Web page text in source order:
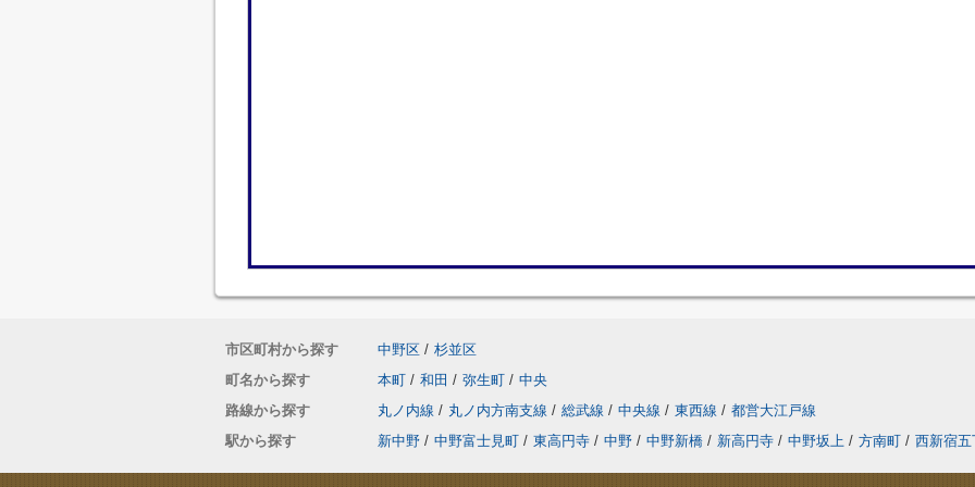
市区町村から探す 中野区 / 杉並区
町名から探す
本町 / 和田 / 弥生町 / 中央
路線から探す
丸ノ内線 / 丸ノ内方南支線 / 総武線 / 中央線 / 東西線 / 都営大江戸線
駅から探す
新中野 / 中野富士見町 / 東高円寺 / 中野 / 中野新橋 / 新高円寺 / 中野坂上 / 方南町 / 西新宿五